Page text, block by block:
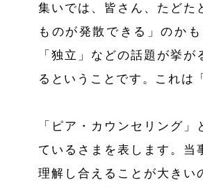
集いでは、皆さん、たどた
ものが発散できる」のか
「独立」などの話題が挙
るということです。これは
「ピア・カウンセリング
ているさまを表します。
理解し合えることが大きい